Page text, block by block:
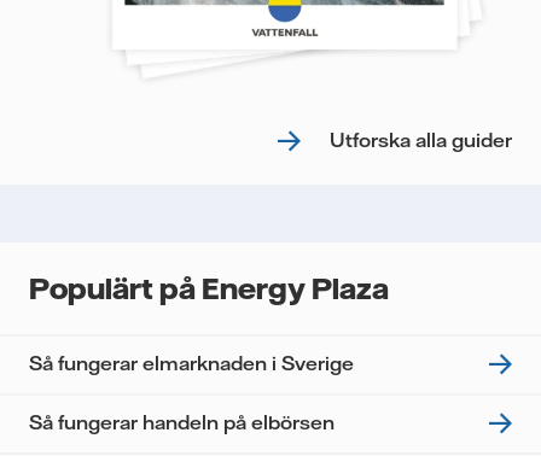
Utforska alla guider
Populärt på Energy Plaza
Så fungerar elmarknaden i Sverige
Så fungerar handeln på elbörsen